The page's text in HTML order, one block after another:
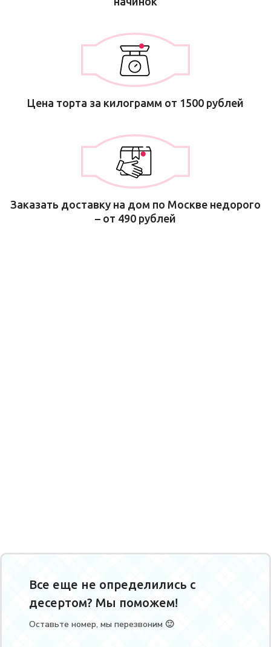
Цена торта за килограмм от 1500 рублей
Заказать доставку на дом по Москве недорого
– от 490 рублей
Все еще не определились с
десертом? Мы поможем!
Оставьте номер, мы перезвоним 🙂